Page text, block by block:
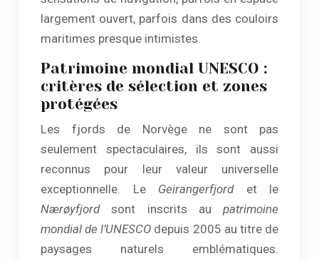
largement ouvert, parfois dans des couloirs
maritimes presque intimistes.
Patrimoine mondial UNESCO :
critères de sélection et zones
protégées
Les fjords de Norvège ne sont pas
seulement spectaculaires, ils sont aussi
reconnus pour leur valeur universelle
exceptionnelle. Le Geirangerfjordet le
Nærøyfjordsont inscrits au patrimoine
mondial de l’UNESCO depuis 2005 au titre de
paysages naturels emblématiques.